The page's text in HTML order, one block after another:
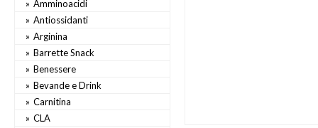
Amminoacidi
Antiossidanti
Arginina
Barrette Snack
Benessere
Bevande e Drink
Carnitina
CLA